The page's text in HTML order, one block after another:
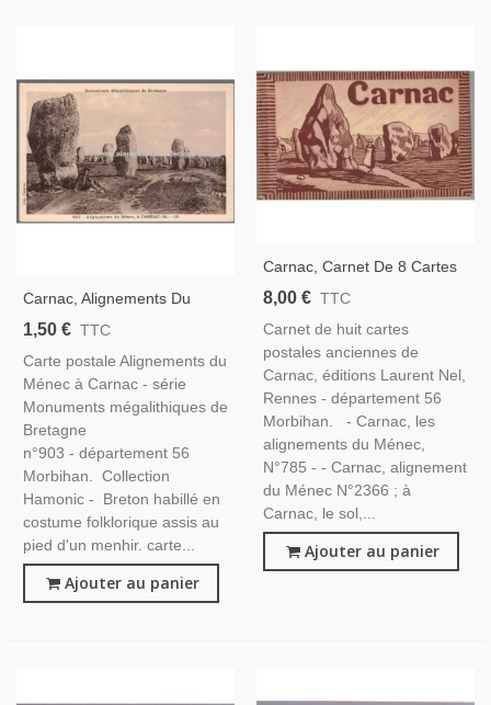
Carnac, Alignements Du
Ménec, Monuments
Menhirs, Folklore, Carte
Postale Département 56
Morbihan,
1,50 € TTC
Carte postale Alignements du
Ménec à Carnac - série
Monuments mégalithiques de
Bretagne
n°903 - département 56
Morbihan. Collection
Hamonic - Breton habillé en
costume folklorique assis au
pied d'un menhir. carte...
Ajouter au panier
Carnac, Carnet De 8 Cartes
Postales, Laurent Nel,-
Art Celte, Département 56
Morbihan, Bretagne,
8,00 € TTC
Carnet de huit cartes
postales anciennes de
Carnac, éditions Laurent Nel,
Rennes - département 56
Morbihan. - Carnac, les
alignements du Ménec,
N°785 - - Carnac, alignement
du Ménec N°2366 ; à
Carnac, le sol,...
Ajouter au panier